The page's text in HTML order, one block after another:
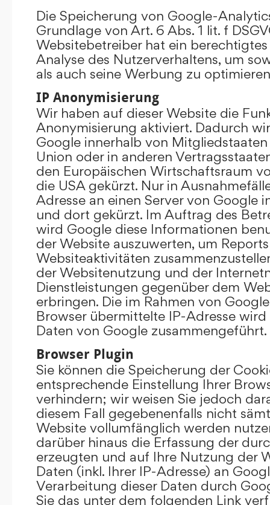
Die Speicherung von Google-
Grundlage von Art. 6 Abs. 1 lit. f
Websitebetreiber hat ein berechtigtes
Analyse des Nutzerverhaltens, um
als auch seine Werbung zu
IP Anonymisierung
Wir haben auf dieser Website die
Anonymisierung aktiviert. Dadurch
Google innerhalb von
Union oder in anderen
den Europäischen Wirtschaftsraum
die USA gekürzt. Nur in
Adresse an einen Server von Google
und dort gekürzt. Im Auftrag des
wird Google diese Informationen
der Website auszuwerten, um
Websiteaktivitäten
der Websitenutzung und der
Dienstleistungen gegenüber dem
erbringen. Die im Rahmen von
Browser übermittelte IP-Adresse
Daten von Google zusammengeführt.
Browser Plugin
Sie können die Speicherung der
entsprechende Einstellung Ihrer
verhindern; wir weisen Sie jedoch
diesem Fall gegebenenfalls nicht
Website vollumfänglich werden
darüber hinaus die Erfassung der
erzeugten und auf Ihre Nutzung der
Daten (inkl. Ihrer IP-Adresse) an
Verarbeitung dieser Daten durch
Sie das unter dem folgenden Link